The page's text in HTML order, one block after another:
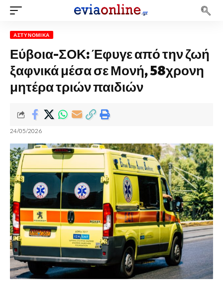
ΑΣΤΥΝΟΜΙΚΆ
Εύβοια-ΣΟΚ: Έφυγε από την ζωή
ξαφνικά μέσα σε Μονή, 58χρονη
μητέρα τριών παιδιών
24/05/2026